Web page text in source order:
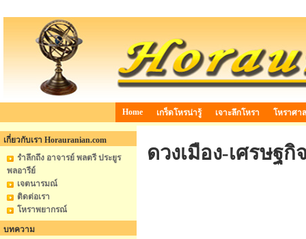
Home เกร็ดโหรน่ารู้ เจาะลึกโหรา โหราศา
เกี่ยวกับเรา Horauranian.com
รำลึกถึง อาจารย์ พลตรี ประยูร
พลอารีย์
เจตนารมณ์
ติดต่อเรา
โหราพยากรณ์
บทความ
ดวงเมือง-เศรษฐ